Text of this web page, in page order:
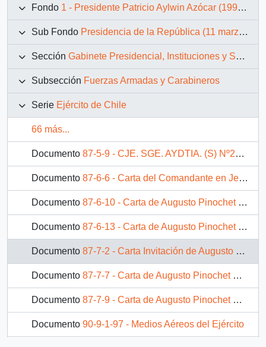
Fondo 1 - Presidente Patricio Aylwin Azócar (1990-1994)
Sub Fondo Presidencia de la República (11 marzo 1990 – 11 marzo 1994)
Sección Gabinete Presidencial, Instituciones y Servicios
Subsección Fuerzas Armadas y Carabineros
Serie Ejército de Chile
66 más...
Documento 87-5-9 - CJE. SGE. AYDTIA. (S) Nº2400/16/ Pdte. de la República, del Comandante en Jefe del Ejército a S.E. El Presidente de la República
Documento 87-6-6 - Carta del Comandante en Jefe del Ejército de Chile Capitán General Augusto Pinochet Ugarte, dirigida al Señor Presidente de la República Don Patricio Aylwin Azócar
Documento 87-6-10 - Carta de Augusto Pinochet Ugarte, Capitán General Comandante en Jefe del Ejército, dirigida al Excmo. Señor Presidente de la República Don Patricio Aylwin Azócar
Documento 87-6-13 - Carta de Augusto Pinochet Ugarte, Capitán General Comandante en Jefe del Ejército, dirigida al Excmo. Señor Patricio Aylwin Azócar, Presidente de la República
Documento 87-7-2 - Carta Invitación de Augusto Pinochet Ugarte, Capitán General Comandante en Jefe del Ejército, dirigida a S.E. el Presidente de la República, Excelentísimo Señor Don Patricio Aylwin Azócar
Documento 87-7-7 - Carta de Augusto Pinochet Ugarte, Capitán General Comandante en Jefe del Ejército, dirigida al Señor Presidente de la República Don Patricio Aylwin Azócar
Documento 87-7-9 - Carta de Augusto Pinochet Ugarte, Capitán General Comandante en Jefe del Ejército, dirigida al Señor Presidente de la República Don Patricio Aylwin Azócar
Documento 90-9-1-97 - Medios Aéreos del Ejército